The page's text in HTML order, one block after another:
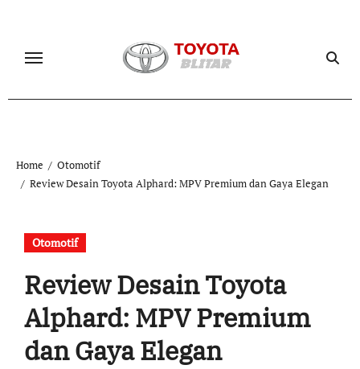
content
Home
Otomotif
Review Desain Toyota Alphard: MPV Premium dan Gaya Elegan
Otomotif
Review Desain Toyota
Alphard: MPV Premium
dan Gaya Elegan